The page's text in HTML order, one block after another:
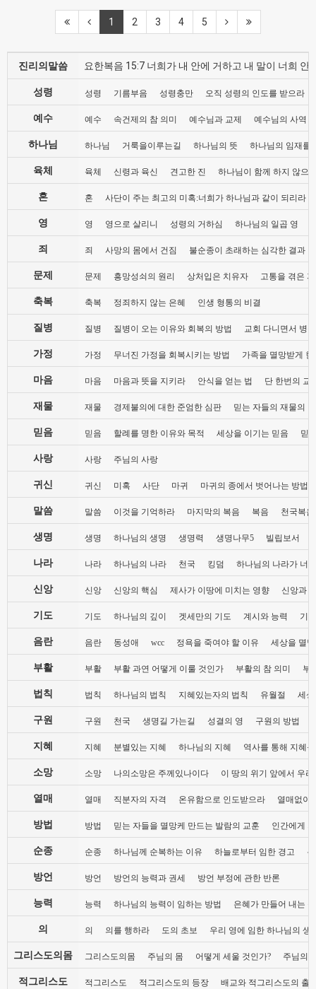
1 2 3 4 5
진리의말씀 요한복음 15:7 너희가 내 안에 거하고 내 말이 너희
성령 성령 기름부음 성령충만 오직 성령의 인도를 받으라
예수 예수 속건제의 참 의미 예수님과 교제 예수님의 사역
하나님 하나님 거룩을이루는길 하나님의 뜻 하나님의 임재를
육체 육체 신령과 육신 견고한 진 하나님이 함께 하지 않으
혼 혼 사단이 주는 최고의 미혹:너희가 하나님과 같이 되리라
영 영 영으로 살리니 성령의 거하심 하나님의 일곱 영
죄 죄 사망의 몸에서 건짐 불순종이 초래하는 심각한 결과
문제 문제 흥망성쇠의 원리 상처입은 치유자 고통을 겪은
축복 축복 정죄하지 않는 은혜 인생 형통의 비결
질병 질병 질병이 오는 이유와 회복의 방법 교회 다니면서 병
가정 가정 무너진 가정을 회복시키는 방법 가족을 멸망받게 한
마음 마음 마음과 뜻을 지키라 안식을 얻는 법 단 한번의 교
재물 재물 경제불의에 대한 준엄한 심판 믿는 자들의 재물의
믿음 믿음 할례를 명한 이유와 목적 세상을 이기는 믿음 믿
사랑 사랑 주님의 사랑
귀신 귀신 미혹 사단 마귀 마귀의 종에서 벗어나는 방법
말씀 말씀 이것을 기억하라 마지막의 복음 복음 천국복음
생명 생명 하나님의 생명 생명력 생명나무5 빌립보서
나라 나라 하나님의 나라 천국 킹덤 하나님의 나라가 너
신앙 신앙 신앙의 핵심 제사가 이땅에 미치는 영향 신앙과
기도 기도 하나님의 깊이 겟세만의 기도 계시와 능력 기
음란 음란 동성애 wcc 정욕을 죽여야 할 이유 세상을 멸
부활 부활 부활 과연 어떻게 이룰 것인가 부활의 참 의미 부
법칙 법칙 하나님의 법칙 지혜있는자의 법칙 유월절 세
구원 구원 천국 생명길 가는길 성결의 영 구원의 방법
지혜 지혜 분별있는 지혜 하나님의 지혜 역사를 통해 지혜
소망 소망 나의소망은 주께있나이다 이 땅의 위기 앞에서 우
열매 열매 직분자의 자격 온유함으로 인도받으라 열매없이
방법 방법 믿는 자들을 멸망케 만드는 발람의 교훈 인간에게
순종 순종 하나님께 순복하는 이유 하늘로부터 임한 경고
방언 방언 방언의 능력과 권세 방언 부정에 관한 반론
능력 능력 하나님의 능력이 임하는 방법 은혜가 만들어 내는
의 의 의를 행하라 도의 초보 우리 영에 임한 하나님의 생
그리스도의몸 그리스도의몸 주님의 몸 어떻게 세울 것인가? 주님의
적그리스도 적그리스도 적그리스도의 등장 배교와 적그리스도의 출